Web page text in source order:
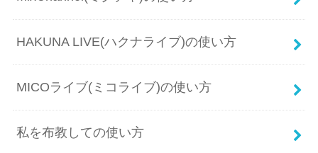
HAKUNA LIVE(ハクナライブ)の使い方
MICOライブ(ミコライブ)の使い方
私を布教しての使い方